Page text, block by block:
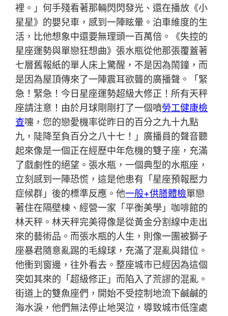
裡。」何手殘看著那輛閃閃發光、還在播放《小
星星》的嬰兒車，感到一陣眩暈。泊車維度的生
活，比他想象中還要無理頭一百萬倍。《失控的
星座運勢與單戀狂想曲》張水瓶從他那張覆蓋著
七層舊報紙的單人床上驚醒，不是因為鬧鐘，而
是因為屋頂傳來了一陣震耳欲聾的廣播聲。「緊
急！緊急！今日星座運勢超級大修正！所有天秤
座請注意！由於月球剛剛打了一個噴勞工健康檢
查嚏，您的戀愛機率從昨日的百分之九十九點
九，陡降至負百分之八十七！」廣播員的聲音聽
起來像是一個正在經歷中年危機的雙子座，充滿
了戲劇性的絕望。張水瓶，一個典型的水瓶座，
立刻感到一陣恐慌，這是他患有「星座預報壓力
症候群」後的標準反應。他一般+供膳體檢單戀
著住在隔壁棟、經營一家「平衡美學」咖啡館的
林天秤。林天秤完美得像是從黃金分割線中走出
來的藝術品。而張水瓶的人生，則像一團被獅子
座暴君隨意亂踢的毛線球，充滿了混亂與錯位。
他衝到窗邊，往外看去。整座城市已經因為這個
突如其來的「超級修正」而陷入了荒謬的混亂。
街道上的雙魚座們，開始不受控制地流下鹹鹹的
海水淚，他們無法停止地哭泣，導致城市低窪處